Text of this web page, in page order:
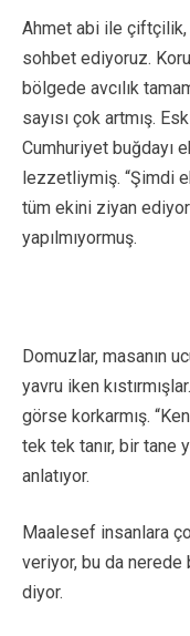
Ahmet abi ile
sohbet ediyoruz.
bölgede avcılık
sayısı çok artmış.
Cumhuriyet buğdayı
lezzetliymiş. “Şimdi
tüm ekini ziyan
yapılmıyormuş.
Domuzlar, masanın
yavru iken
görse korkarmış.
tek tek tanır, bir tane
anlatıyor.
Maalesef insanlara
veriyor, bu da nerede
diyor.